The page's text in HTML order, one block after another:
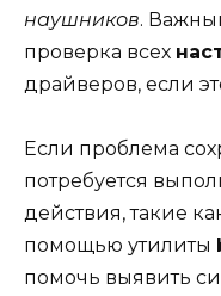
наушников.
проверка всех
драйверов, если
Если проблема
потребуется
действия, такие
помощью утилиты
помочь выявить